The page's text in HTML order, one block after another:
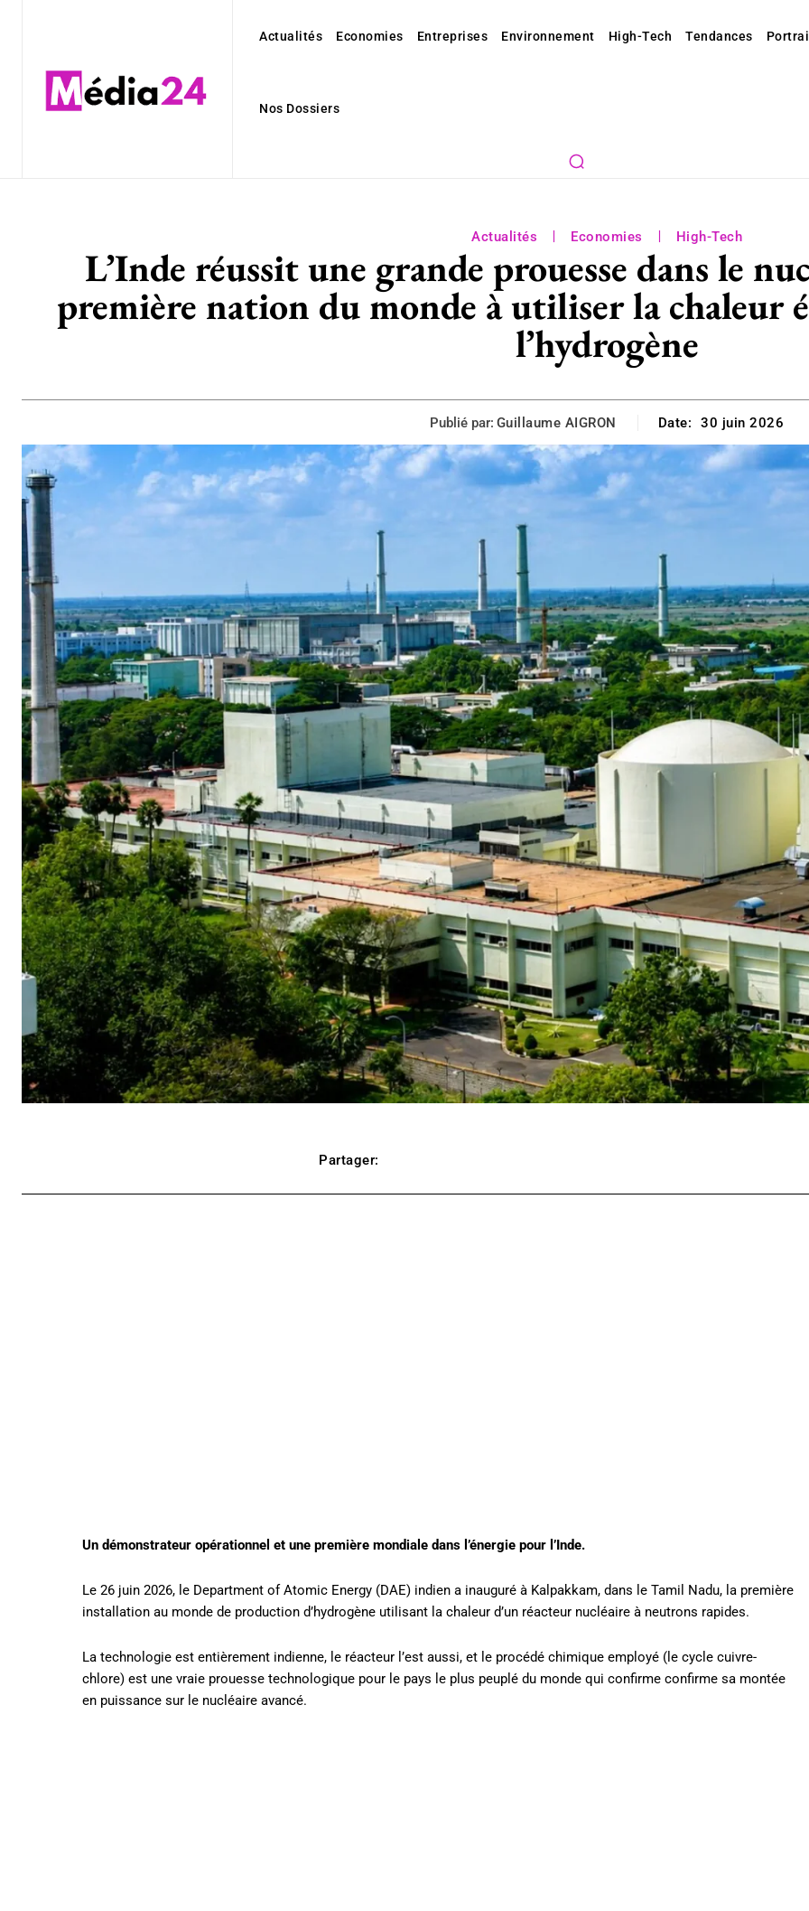
Actualités Economies Entreprises Environnement High-Tech Tendances
Nos Dossiers
Actualités Economies High-Tech
L’Inde réussit une grande prouesse dans le
première nation du monde à utiliser la chaleur
l’hydrogène
Publié par: Guillaume AIGRON Date: 30 juin 2026
Partager:
Un démonstrateur opérationnel et une première mondiale dans l’énergie pour l’Inde.
Le 26 juin 2026, le Department of Atomic Energy (DAE) indien a inauguré à Kalpakkam, dans le Tamil Nadu, la première
installation au monde de production d’hydrogène utilisant la chaleur d’un réacteur nucléaire à neutrons rapides.
La technologie est entièrement indienne, le réacteur l’est aussi, et le procédé chimique employé (le cycle cuivre-
chlore) est une vraie prouesse technologique pour le pays le plus peuplé du monde qui confirme confirme sa montée
en puissance sur le nucléaire avancé.